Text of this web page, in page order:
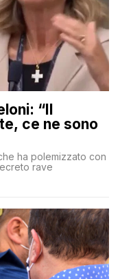
“Il
ce ne sono
ha polemizzato con
rave